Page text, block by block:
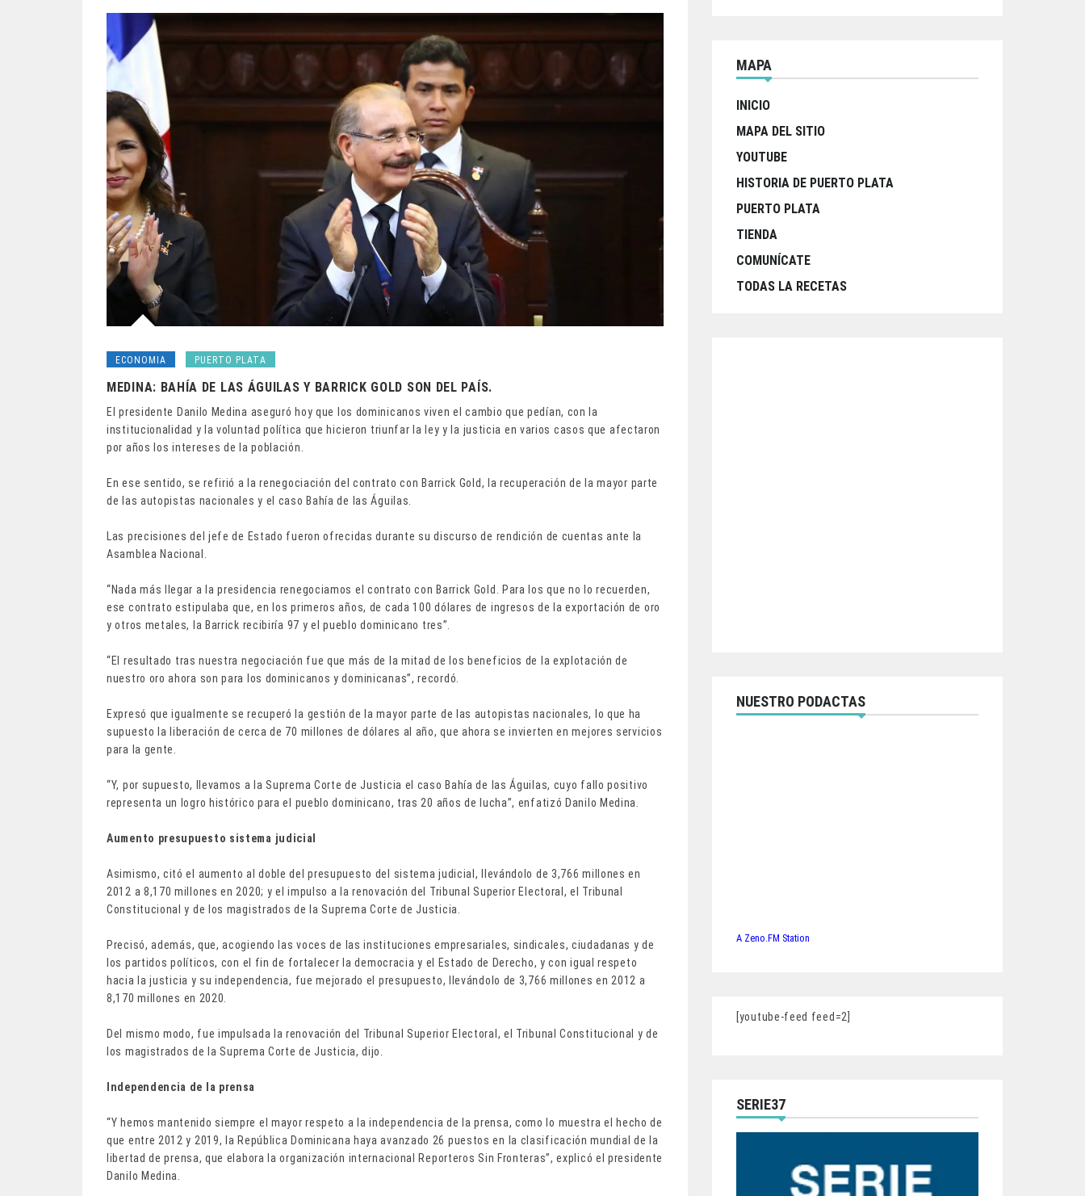
ECONOMIA PUERTO PLATA
MEDINA: BAHÍA DE LAS ÁGUILAS Y BARRICK GOLD SON DEL PAÍS.
El presidente Danilo Medina aseguró hoy que los dominicanos viven el cambio que pedían, con la
institucionalidad y la voluntad política que hicieron triunfar la ley y la justicia en varios casos que afectaron
por años los intereses de la población.
En ese sentido, se refirió a la renegociación del contrato con Barrick Gold, la recuperación de la mayor parte
de las autopistas nacionales y el caso Bahía de las Águilas.
Las precisiones del jefe de Estado fueron ofrecidas durante su discurso de rendición de cuentas ante la
Asamblea Nacional.
“Nada más llegar a la presidencia renegociamos el contrato con Barrick Gold. Para los que no lo recuerden,
ese contrato estipulaba que, en los primeros años, de cada 100 dólares de ingresos de la exportación de oro
y otros metales, la Barrick recibiría 97 y el pueblo dominicano tres”.
“El resultado tras nuestra negociación fue que más de la mitad de los beneficios de la explotación de
nuestro oro ahora son para los dominicanos y dominicanas”, recordó.
Expresó que igualmente se recuperó la gestión de la mayor parte de las autopistas nacionales, lo que ha
supuesto la liberación de cerca de 70 millones de dólares al año, que ahora se invierten en mejores servicios
para la gente.
“Y, por supuesto, llevamos a la Suprema Corte de Justicia el caso Bahía de las Águilas, cuyo fallo positivo
representa un logro histórico para el pueblo dominicano, tras 20 años de lucha”, enfatizó Danilo Medina.
Aumento presupuesto sistema judicial
Asimismo, citó el aumento al doble del presupuesto del sistema judicial, llevándolo de 3,766 millones en
2012 a 8,170 millones en 2020; y el impulso a la renovación del Tribunal Superior Electoral, el Tribunal
Constitucional y de los magistrados de la Suprema Corte de Justicia.
Precisó, además, que, acogiendo las voces de las instituciones empresariales, sindicales, ciudadanas y de
los partidos políticos, con el fin de fortalecer la democracia y el Estado de Derecho, y con igual respeto
hacia la justicia y su independencia, fue mejorado el presupuesto, llevándolo de 3,766 millones en 2012 a
8,170 millones en 2020.
Del mismo modo, fue impulsada la renovación del Tribunal Superior Electoral, el Tribunal Constitucional y de
los magistrados de la Suprema Corte de Justicia, dijo.
Independencia de la prensa
“Y hemos mantenido siempre el mayor respeto a la independencia de la prensa, como lo muestra el hecho de
que entre 2012 y 2019, la República Dominicana haya avanzado 26 puestos en la clasificación mundial de la
libertad de prensa, que elabora la organización internacional Reporteros Sin Fronteras”, explicó el presidente
Danilo Medina.
MAPA
INICIO
MAPA DEL SITIO
YOUTUBE
HISTORIA DE PUERTO PLATA
PUERTO PLATA
TIENDA
COMUNÍCATE
TODAS LA RECETAS
NUESTRO PODACTAS
A Zeno.FM Station
[youtube-feed feed=2]
SERIE37